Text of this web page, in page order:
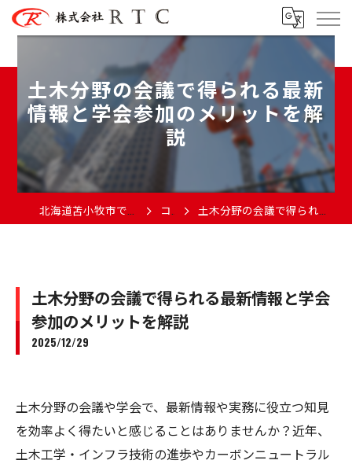
土木分野の会議で得られる最新
情報と学会参加のメリットを解
説
北海道苫小牧市で土木の求人なら株式会社RTC コラム 土木分野の会議で得られる最新情報と学会参加のメリットを解説
土木分野の会議で得られる最新情報と学会
参加のメリットを解説
2025/12/29
土木分野の会議や学会で、最新情報や実務に役立つ知見
を効率よく得たいと感じることはありませんか？近年、
土木工学・インフラ技術の進歩やカーボンニュートラル